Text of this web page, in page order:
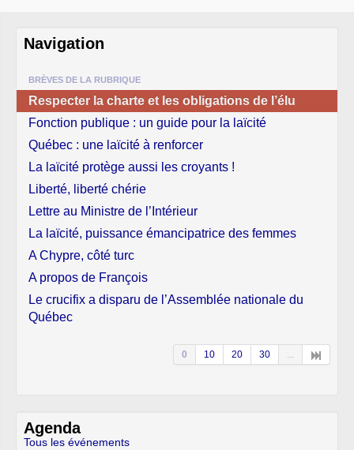
Navigation
BRÈVES DE LA RUBRIQUE
Respecter la charte et les obligations de l’élu
Fonction publique : un guide pour la laïcité
Québec : une laïcité à renforcer
La laïcité protège aussi les croyants !
Liberté, liberté chérie
Lettre au Ministre de l’Intérieur
La laïcité, puissance émancipatrice des femmes
A Chypre, côté turc
A propos de François
Le crucifix a disparu de l’Assemblée nationale du
Québec
0 10 20 30 ...
Agenda
Tous les événements